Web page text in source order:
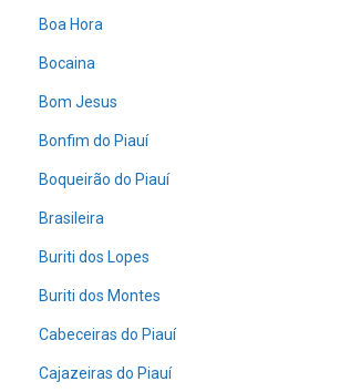
Boa Hora
Bocaina
Bom Jesus
Bonfim do Piauí
Boqueirão do Piauí
Brasileira
Buriti dos Lopes
Buriti dos Montes
Cabeceiras do Piauí
Cajazeiras do Piauí